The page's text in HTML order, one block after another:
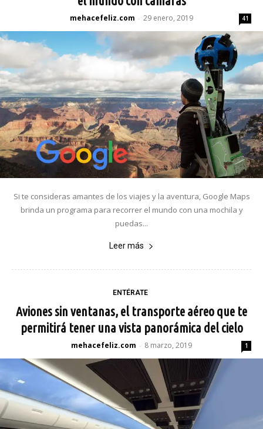
mehacefeliz.com - 29 enero, 2019 41
Si te consideras amantes de los viajes y la aventura, Google Maps
brinda un programa para recorrer el mundo con una mochila y
puedas...
Leer más
ENTÉRATE
Aviones sin ventanas, el transporte aéreo que te
permitirá tener una vista panorámica del cielo
mehacefeliz.com - 8 marzo, 2019 1